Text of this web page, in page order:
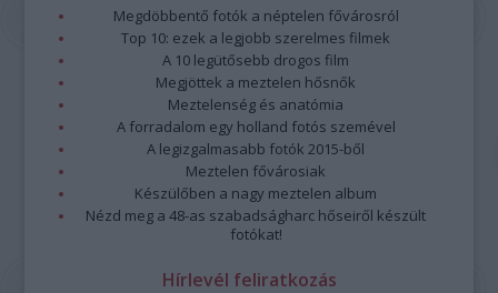
Megdöbbentő fotók a néptelen fővárosról
Top 10: ezek a legjobb szerelmes filmek
A 10 legütősebb drogos film
Megjöttek a meztelen hősnők
Meztelenség és anatómia
A forradalom egy holland fotós szemével
A legizgalmasabb fotók 2015-ből
Meztelen fővárosiak
Készülőben a nagy meztelen album
Nézd meg a 48-as szabadságharc hőseiről készült
fotókat!
Hírlevél feliratkozás